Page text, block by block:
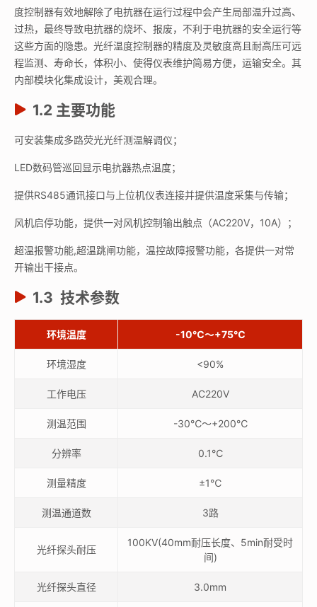
度控制器有效地解除了电抗器在运行过程中会产生局部温升过高、
过热，最终导致电抗器的烧坏、报废，不利于电抗器的安全运行等
这些方面的隐患。光纤温度控制器的精度及灵敏度高且耐高压可远
程监测、寿命长，体积小、使得仪表维护简易方便，运输安全。其
内部模块化集成设计，美观合理。
1.2 主要功能
可安装集成多路荧光光纤测温解调仪；
LED数码管巡回显示电抗器热点温度；
提供RS485通讯接口与上位机仪表连接并提供温度采集与传输；
风机启停功能，提供一对风机控制输出触点（AC220V，10A）；
超温报警功能,超温跳闸功能，温控故障报警功能，各提供一对常
开输出干接点。
1.3 技术参数
环境温度 -10℃～+75℃
环境湿度 <90%
工作电压 AC220V
测温范围 -30℃～+200℃
分辨率 0.1℃
测量精度 ±1℃
测温通道数 3路
光纤探头耐压
100KV(40mm耐压长度、5min耐受时
间)
光纤探头直径 3.0mm